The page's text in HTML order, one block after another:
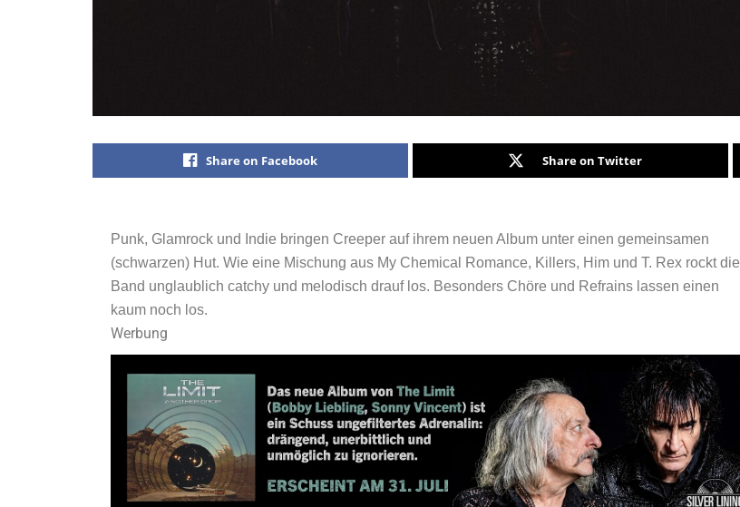
Share on Facebook Share on Twitter
Punk, Glamrock und Indie bringen Creeper auf ihrem neuen Album unter einen gemeinsamen
(schwarzen) Hut. Wie eine Mischung aus My Chemical Romance, Killers, Him und T. Rex rockt die
Band unglaublich catchy und melodisch drauf los. Besonders Chöre und Refrains lassen einen
kaum noch los.
Werbung